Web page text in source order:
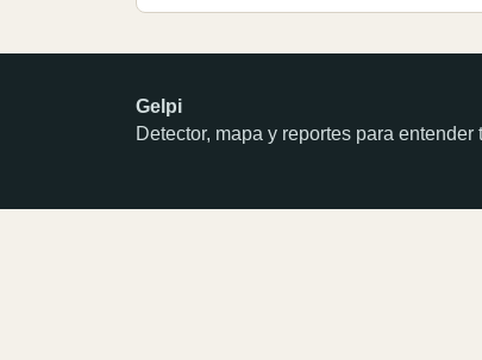
Gelpi
Detector, mapa y reportes para